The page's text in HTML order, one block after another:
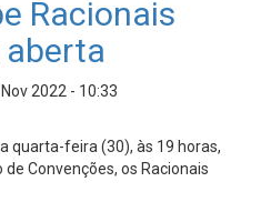
Racionais
aberta
2022 - 10:33
quarta-feira (30), às 19 horas,
Convenções, os Racionais